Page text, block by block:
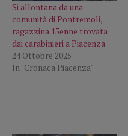
Si allontana da una
comunità di Pontremoli,
ragazzina 15enne trovata
dai carabinieri a Piacenza
24 Ottobre 2025
In "Cronaca Piacenza"